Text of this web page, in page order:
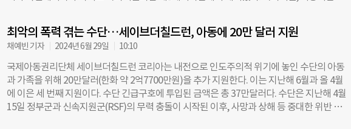
전했다. 이재정 의원은 “이 자리에 정부부터 기업 관계자, 연구자까지 있는데 함께 소통해 실
질적이고 실행할 수 있는 방안을 도출하길 바란다”고 밝혔다. 주제발표를 맡은 송지선
정도로, 열기가 가득했다. ‘국회 글로벌 지속가능발전·인도주의 포럼’은 인류가 당면한 인도
주의 위기를 해결하고, 지구촌의 지속가능발전을 위한 정책 제언 및 입법 활동을 추진하는 것
이 목표다. 안철수 국민의힘 의원과 이재정 더불어민주당 의원이 주도해 창립했다. 안철수 의
원은 축사를 통해 “인류 위협에 대처하는 것엔 여야가 따로 없다”며 “입법활동을 통해 인류
지속가능성과 인도주의를 드높이는 역할을 포럼이 할 것을 약속드린다”고 이야기했다. 이재
정 의원은 “글로벌 대한민국의 위상이 높아지는 데 있어 국회의원들이 머리를 맞댈 수 있는
플랫폼이 만들어졌다”며 “다양한 주체들이 함께하는 이 자리를 계기로 변화가 일어나길 바
최악의 폭력 겪는 수단…세이브더칠드런, 아동에 20만 달러 지원
채예빈 기자 2024년 6월 29일 10:10
국제아동권리단체 세이브더칠드런 코리아는 내전으로 인도주의적 위기에 놓인 수단의 아동
과 가족을 위해 20만달러(한화 약 2억7700만원)을 추가 지원한다. 이는 지난해 6월과 올 4월
에 이은 세 번째 지원이다. 수단 긴급구호에 투입된 금액은 총 37만달러다. 수단은 지난해 4월
15일 정부군과 신속지원군(RSF)의 무력 충돌이 시작된 이후, 사망과 상해 등 중대한 위반 행